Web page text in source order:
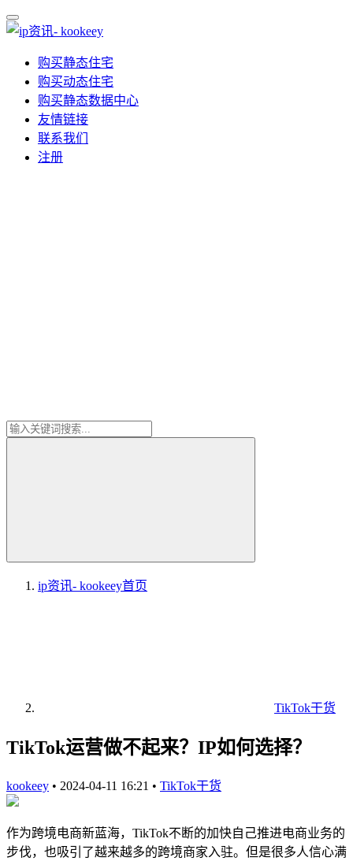
购买静态住宅
购买动态住宅
购买静态数据中心
友情链接
联系我们
注册
ip资讯- kookeey首页
TikTok干货
TikTok运营做不起来？IP如何选择？
kookeey • 2024-04-11 16:21 • TikTok干货
作为跨境电商新蓝海，TikTok不断的加快自己推进电商业务的
步伐，也吸引了越来越多的跨境商家入驻。但是很多人信心满